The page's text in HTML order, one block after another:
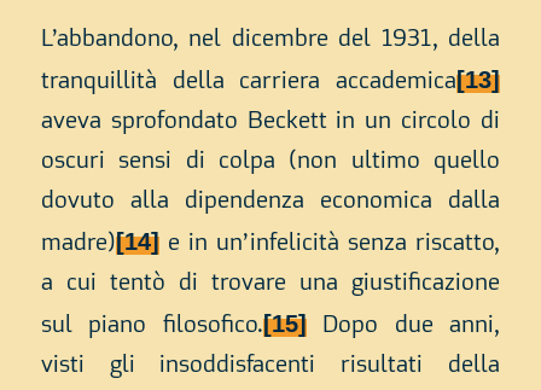
L’abbandono, nel dicembre del 1931, della
tranquillità della carriera accademica[13]
aveva sprofondato Beckett in un circolo di
oscuri sensi di colpa (non ultimo quello
dovuto alla dipendenza economica dalla
madre)[14]e in un’infelicità senza riscatto,
a cui tentò di trovare una giustificazione
sul piano filosofico.[15]Dopo due anni,
visti gli insoddisfacenti risultati della